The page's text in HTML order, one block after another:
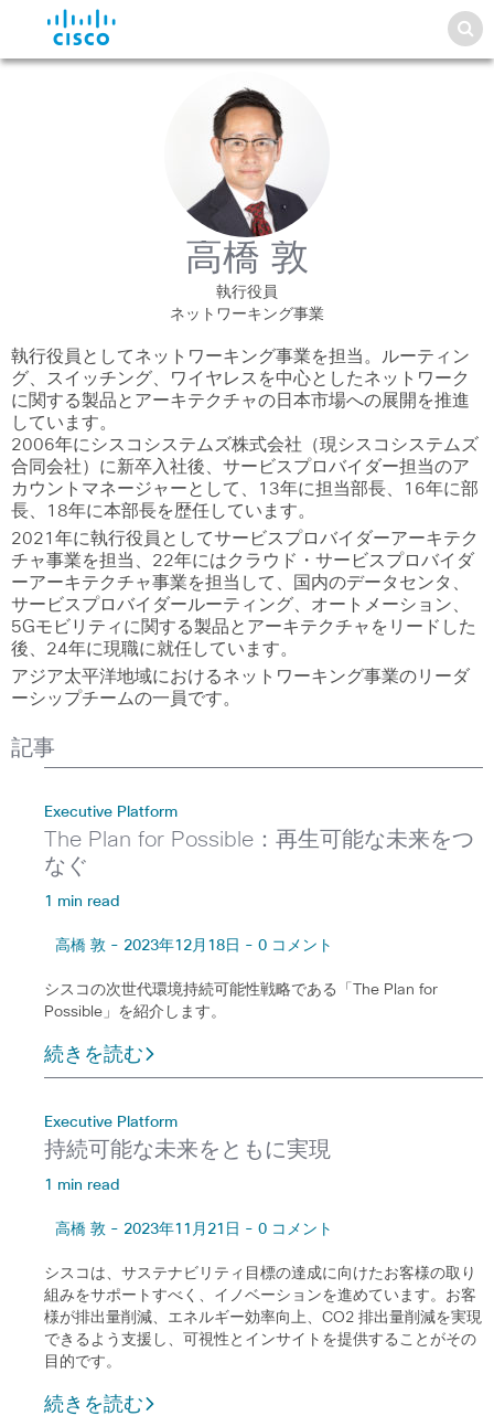
高橋 敦
執行役員
ネットワーキング事業
執行役員としてネットワーキング事業を担当。ルーティン
グ、スイッチング、ワイヤレスを中心としたネットワーク
に関する製品とアーキテクチャの日本市場への展開を推進
しています。
2006年にシスコシステムズ株式会社（現シスコシステムズ
合同会社）に新卒入社後、サービスプロバイダー担当のア
カウントマネージャーとして、13年に担当部長、16年に部
長、18年に本部長を歴任しています。
2021年に執行役員としてサービスプロバイダーアーキテク
チャ事業を担当、22年にはクラウド・サービスプロバイダ
ーアーキテクチャ事業を担当して、国内のデータセンタ、
サービスプロバイダールーティング、オートメーション、
5Gモビリティに関する製品とアーキテクチャをリードした
後、24年に現職に就任しています。
アジア太平洋地域におけるネットワーキング事業のリーダ
ーシップチームの一員です。
記事
Executive Platform
The Plan for Possible：再生可能な未来をつ
なぐ
1 min read
高橋 敦 - 2023年12月18日 - 0 コメント
シスコの次世代環境持続可能性戦略である「The Plan for
Possible」を紹介します。
続きを読む
Executive Platform
持続可能な未来をともに実現
1 min read
高橋 敦 - 2023年11月21日 - 0 コメント
シスコは、サステナビリティ目標の達成に向けたお客様の取り
組みをサポートすべく、イノベーションを進めています。お客
様が排出量削減、エネルギー効率向上、CO2 排出量削減を実現
できるよう支援し、可視性とインサイトを提供することがその
目的です。
続きを読む